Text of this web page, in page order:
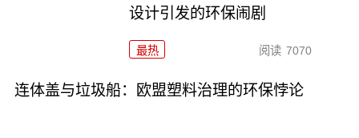
设计引发的环保闹剧
最热 阅读 7070
连体盖与垃圾船：欧盟塑料治理的环保悖论